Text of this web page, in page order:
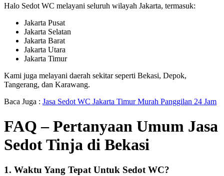
Halo Sedot WC melayani seluruh wilayah Jakarta, termasuk:
Jakarta Pusat
Jakarta Selatan
Jakarta Barat
Jakarta Utara
Jakarta Timur
Kami juga melayani daerah sekitar seperti Bekasi, Depok,
Tangerang, dan Karawang.
Baca Juga : Jasa Sedot WC Jakarta Timur Murah Panggilan 24 Jam
FAQ – Pertanyaan Umum Jasa
Sedot Tinja di Bekasi
1. Waktu Yang Tepat Untuk Sedot WC?